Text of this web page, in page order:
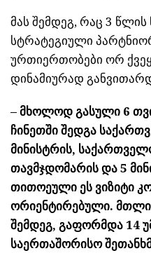
მას შემდეგ, რაც 3
სტრატეგიული
ურთიერთობები ორ
დინამიურად
– მხოლოდ გასული 6
ჩინეთში შედგა
მინისტრის,
თავმჯდომარის და 5
თითოეული ეს ვიზიტი
ორიენტირებული.
შემდეგ, გაფორმდა 14
საერთაშორისო